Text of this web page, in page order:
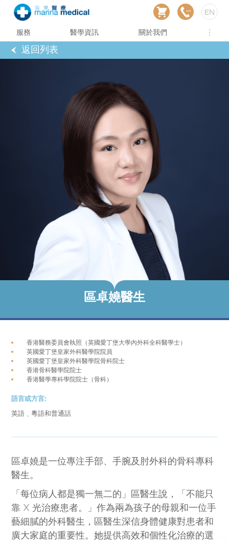
EN
服務 醫學資訊 關於我們
返回列表
區卓嬈醫生
香港醫務委員會執照（英國愛丁堡大學內外科全科醫學士）
英國愛丁堡皇家外科醫學院院員
英國愛丁堡皇家外科醫學院骨科院士
香港骨科醫學院院士
香港醫學專科學院院士（骨科）
語言或方言:
英語﹑粵語和普通話
區卓嬈是一位專注手部、手腕及肘外科的骨科專科
醫生。
「每位病人都是獨一無二的」區醫生說，「不能只
靠 X 光治療患者。」作為兩為孩子的母親和一位手
藝細膩的外科醫生，區醫生深信身體健康對患者和
廣大家庭的重要性。她提供高效和個性化治療的選